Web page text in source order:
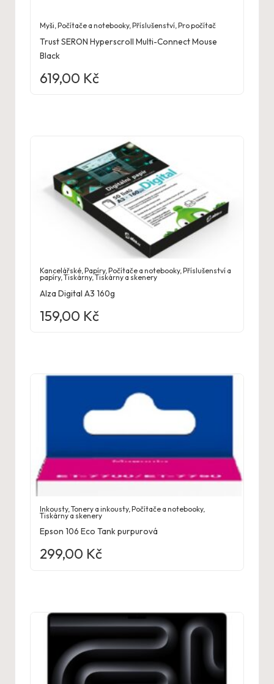
Myši,Počítače a notebooky,Příslušenství,Pro počítač
Trust SERON Hyperscroll Multi-Connect Mouse
Black
619,00 Kč
Kancelářské,Papíry,Počítače a notebooky,Příslušenství a
papíry,Tiskárny,Tiskárny a skenery
Alza Digital A3 160g
159,00 Kč
Inkousty,Tonery a inkousty,Počítače a notebooky,
Tiskárny a skenery
Epson 106 Eco Tank purpurová
299,00 Kč